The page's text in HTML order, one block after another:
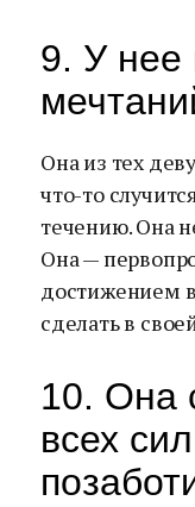
9. У нее
Она из тех
что-то
течению. Она
Она —
достижением
сделать в
10. Она
всех